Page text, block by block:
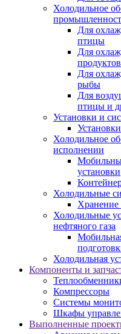
Холодильное
Для
птицы
Для
продуктов
Для
рыбы
Для
птицы и
Установки и
Холодильное
исполнении
установки
Холодильные
Хранение
Холодильные
нефтяного газа
Холодильная
Компоненты и
Компрессоры
Системы
Шкафы
Выполненные